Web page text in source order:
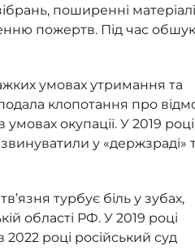
поширенні
пожертв. Під час
умовах утримання та
клопотання про
окупації. У 2019 році
у «держзраді»
турбує біль у зубах,
області РФ. У 2019 році
році російський суд